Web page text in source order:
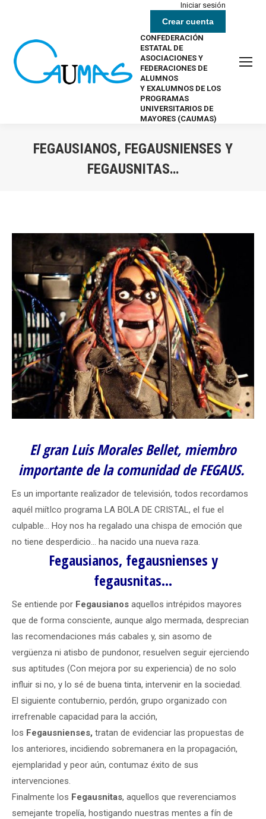
Iniciar sesión
Crear cuenta
CONFEDERACIÓN
ESTATAL DE
ASOCIACIONES Y
FEDERACIONES DE
ALUMNOS
Y EXALUMNOS DE LOS
PROGRAMAS
UNIVERSITARIOS DE
MAYORES (CAUMAS)
FEGAUSIANOS, FEGAUSNIENSES Y
FEGAUSNITAS…
El gran Luis Morales Bellet, miembro
importante de la comunidad de FEGAUS.
Es un importante realizador de televisión, todos recordamos
aquél miítIco programa LA BOLA DE CRISTAL, el fue el
culpable… Hoy nos ha regalado una chispa de emoción que
no tiene desperdicio… ha nacido una nueva raza.
Fegausianos, fegausnienses y
fegausnitas…
Se entiende por Fegausianos aquellos intrépidos mayores
que de forma consciente, aunque algo mermada, desprecian
las recomendaciones más cabales y, sin asomo de
vergüenza ni atisbo de pundonor, resuelven seguir ejerciendo
sus aptitudes (Con mejora por su experiencia) de no solo
influir si no, y lo sé de buena tinta, intervenir en la sociedad.
El siguiente contubernio, perdón, grupo organizado con
irrefrenable capacidad para la acción,
los Fegausnienses, tratan de evidenciar las propuestas de
los anteriores, incidiendo sobremanera en la propagación,
ejemplaridad y peor aún, contumaz éxito de sus
intervenciones.
Finalmente los Fegausnitas, aquellos que reverenciamos
semejante tropelía, hostigando nuestras mentes a fín de